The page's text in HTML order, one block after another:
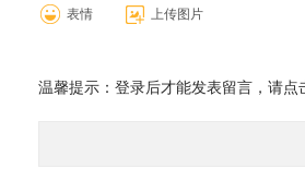
表情 上传图片
温馨提示：登录后才能发表留言，请点